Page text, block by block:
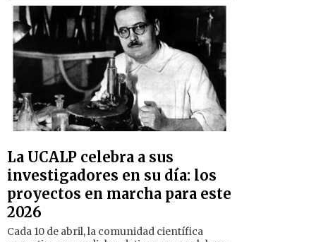
La UCALP celebra a sus
investigadores en su día: los
proyectos en marcha para este
2026
Cada 10 de abril, la comunidad científica